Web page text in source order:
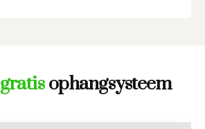
gratisophangsysteem